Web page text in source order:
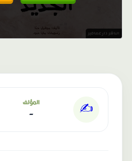
الناشر: دار عصافير
✍️ المؤلف
-